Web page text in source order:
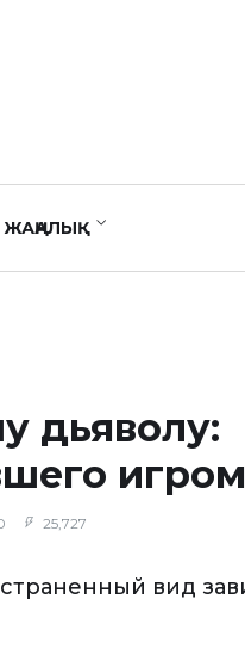
ЖАҢАЛЫҚ
дьяволу:
25,727
вид